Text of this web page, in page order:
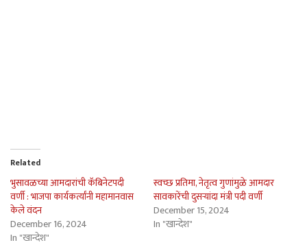
Related
भुसावळच्या आमदारांची कॅबिनेटपदी
वर्णी : भाजपा कार्यकर्त्यांनी महामानवास
केले वंदन
December 16, 2024
In "खान्देश"
स्वच्छ प्रतिमा, नेतृत्व गुणांमुळे आमदार
सावकारेंची दुसर्‍यांदा मंत्री पदी वर्णी
December 15, 2024
In "खान्देश"